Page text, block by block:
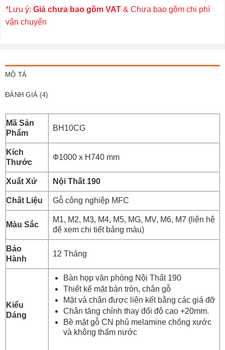
*Lưu ý: Giá chưa bao gồm VAT & Chưa bao gồm chi phí
vận chuyển
MÔ TẢ
ĐÁNH GIÁ (4)
Mã Sản
Phẩm
BH10CG
Kích
Thước
Ф1000 x H740 mm
Xuất Xứ Nội Thất 190
Chất Liệu Gỗ công nghiệp MFC
Màu Sắc
M1, M2, M3, M4, M5, MG, MV, M6, M7 (liên hệ
để xem chi tiết bảng màu)
Bảo
Hành
12 Tháng
Kiểu
Dáng
Bàn họp văn phòng Nội Thất 190
Thiết kế mặt bàn tròn, chân gỗ
Mặt và chân được liên kết bằng các giá đỡ
Chân tăng chỉnh thay đổi độ cao +20mm.
Bề mặt gỗ CN phủ melamine chống xước
và không thấm nước